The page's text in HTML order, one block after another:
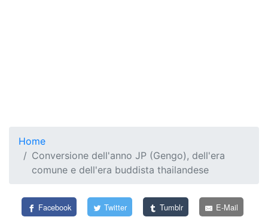
Home
Conversione dell'anno JP (Gengo), dell'era
comune e dell'era buddista thailandese
Facebook Twitter Tumblr E-Mail